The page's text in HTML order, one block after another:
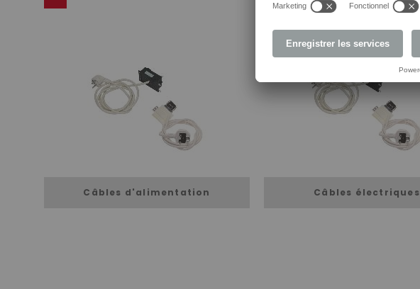
Câbles d'alimentation Câbles électriques